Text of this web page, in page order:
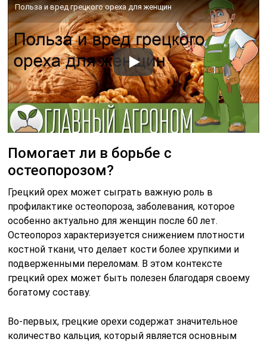
Польза и вред грецкого ореха для женщин
Помогает ли в борьбе с
остеопорозом?
Грецкий орех может сыграть важную роль в
профилактике остеопороза, заболевания, которое
особенно актуально для женщин после 60 лет.
Остеопороз характеризуется снижением плотности
костной ткани, что делает кости более хрупкими и
подверженными переломам. В этом контексте
грецкий орех может быть полезен благодаря своему
богатому составу.
Во-первых, грецкие орехи содержат значительное
количество кальция, который является основным